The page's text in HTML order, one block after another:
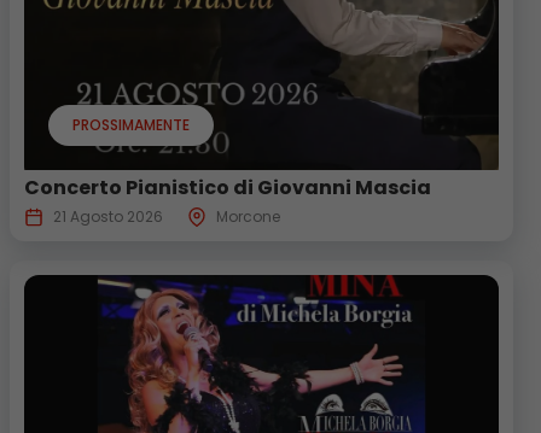
PROSSIMAMENTE
Concerto Pianistico di Giovanni Mascia
21 Agosto 2026 Morcone